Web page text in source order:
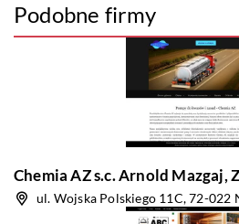
Podobne firmy
Chemia AZ s.c. Arnold Mazgaj,
ul. Wojska Polskiego 11C, 72-022